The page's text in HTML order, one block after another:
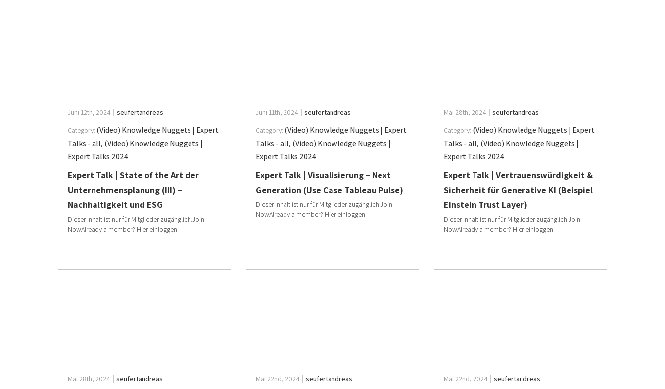
Juni 12th, 2024
seufertandreas
Category: (Video) Knowledge Nuggets | Expert
Talks - all, (Video) Knowledge Nuggets |
Expert Talks 2024
Expert Talk | State of the Art der
Unternehmensplanung (III) –
Nachhaltigkeit und ESG
Dieser Inhalt ist nur für Mitglieder zugänglich.Join
NowAlready a member? Hier einloggen
Juni 11th, 2024
seufertandreas
Category: (Video) Knowledge Nuggets | Expert
Talks - all, (Video) Knowledge Nuggets |
Expert Talks 2024
Expert Talk | Visualisierung – Next
Generation (Use Case Tableau Pulse)
Dieser Inhalt ist nur für Mitglieder zugänglich.Join
NowAlready a member? Hier einloggen
Mai 28th, 2024
seufertandreas
Category: (Video) Knowledge Nuggets | Expert
Talks - all, (Video) Knowledge Nuggets |
Expert Talks 2024
Expert Talk | Vertrauenswürdigkeit &
Sicherheit für Generative KI (Beispiel
Einstein Trust Layer)
Dieser Inhalt ist nur für Mitglieder zugänglich.Join
NowAlready a member? Hier einloggen
Mai 28th, 2024
seufertandreas
Mai 22nd, 2024
seufertandreas
Mai 22nd, 2024
seufertandreas